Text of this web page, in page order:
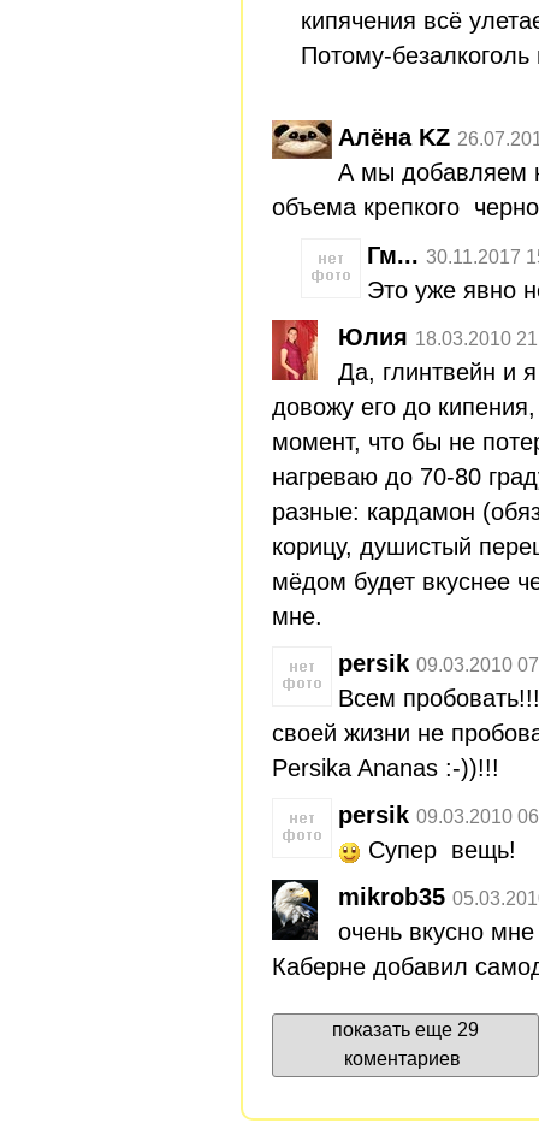
кипячения всё
Потому-безалкоголь
Алёна KZ
А мы добавляем
объема крепкого
Гм... 30.11.2017
Это уже явно
Юлия 18.03.2010
Да, глинтвейн и
довожу его до
момент, что бы не
нагреваю до 70-80
разные: кардамон
корицу, душистый
мёдом будет вкуснее
мне.
persik 09.03.2010
Всем
своей жизни не
Persika Ananas :-))!!!
persik 09.03.2010
Супер вещь!
mikrob35
очень вкусно
Каберне добавил
показать еще 29
коментариев